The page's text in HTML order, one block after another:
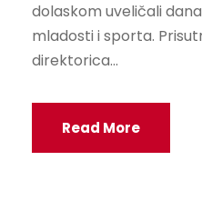
dolaskom uveličali
mladosti i sporta.
direktorica...
Read More